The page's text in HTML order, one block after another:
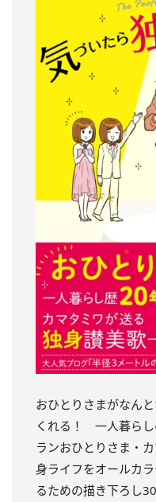
おひとりさまがなん
くれる！ 一人暮らし
ランおひとりさま・
身ライフをオールカ
るための描き下ろし